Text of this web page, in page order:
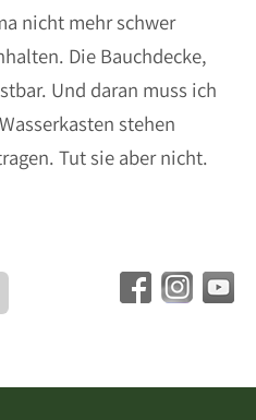
nicht mehr schwer
Die Bauchdecke,
Und daran muss ich
stehen
Tut sie aber nicht.